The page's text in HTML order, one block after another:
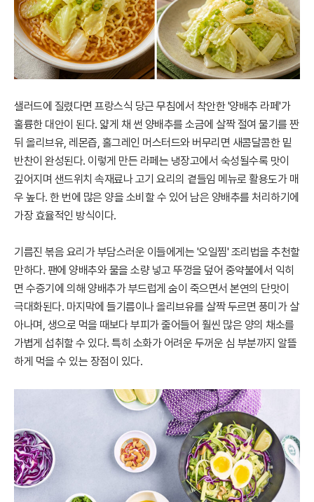
샐러드에 질렸다면 프랑스식 당근 무침에서 착안한 '양배추 라페'가
훌륭한 대안이 된다. 얇게 채 썬 양배추를 소금에 살짝 절여 물기를 짠
뒤 올리브유, 레몬즙, 홀그레인 머스터드와 버무리면 새콤달콤한 밑
반찬이 완성된다. 이렇게 만든 라페는 냉장고에서 숙성될수록 맛이
깊어지며 샌드위치 속재료나 고기 요리의 곁들임 메뉴로 활용도가 매
우 높다. 한 번에 많은 양을 소비할 수 있어 남은 양배추를 처리하기에
가장 효율적인 방식이다.
기름진 볶음 요리가 부담스러운 이들에게는 '오일찜' 조리법을 추천할
만하다. 팬에 양배추와 물을 소량 넣고 뚜껑을 덮어 중약불에서 익히
면 수증기에 의해 양배추가 부드럽게 숨이 죽으면서 본연의 단맛이
극대화된다. 마지막에 들기름이나 올리브유를 살짝 두르면 풍미가 살
아나며, 생으로 먹을 때보다 부피가 줄어들어 훨씬 많은 양의 채소를
가볍게 섭취할 수 있다. 특히 소화가 어려운 두꺼운 심 부분까지 알뜰
하게 먹을 수 있는 장점이 있다.